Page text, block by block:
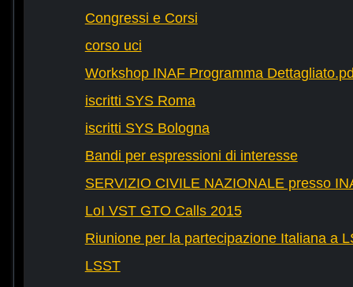
Congressi e Corsi
corso uci
Workshop INAF Programma
iscritti SYS Roma
iscritti SYS Bologna
Bandi per espressioni di interesse
SERVIZIO CIVILE NAZIONALE presso
LoI VST GTO Calls 2015
Riunione per la partecipazione Italiana a
LSST